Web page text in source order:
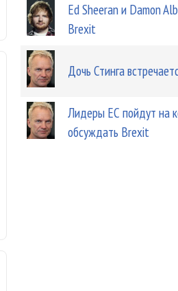
о Стинг, Норман, Голоухов, Lumen,
Ed Sheeran и Damon
Brexit
Дочь Стинга
Лидеры ЕС пойдут на
обсуждать Brexit